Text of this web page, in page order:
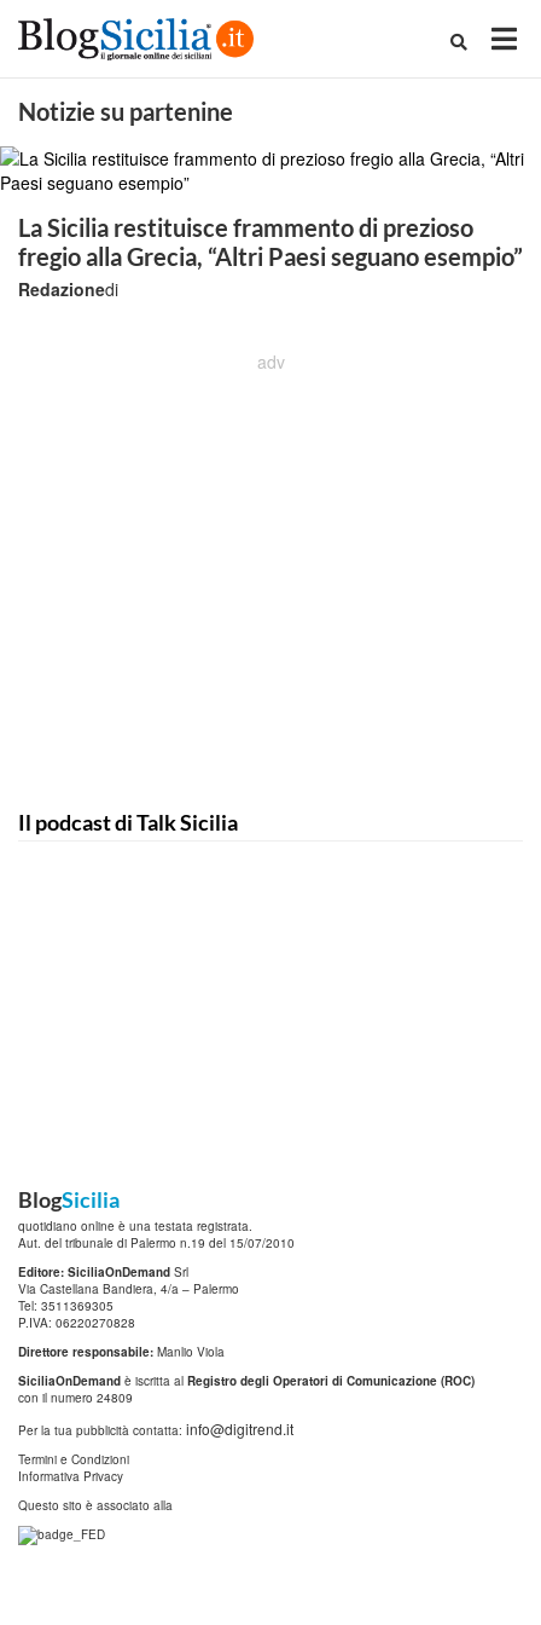
Notizie su partenine
La Sicilia restituisce frammento di prezioso
fregio alla Grecia, “Altri Paesi seguano esempio”
di
Redazione
Il podcast di Talk Sicilia
BlogSicilia
quotidiano online è una testata registrata.
Aut. del tribunale di Palermo n.19 del 15/07/2010
Editore: SiciliaOnDemand Srl
Via Castellana Bandiera, 4/a – Palermo
Tel: 3511369305
P.IVA: 06220270828
Direttore responsabile: Manlio Viola
SiciliaOnDemand è iscritta al Registro degli Operatori di Comunicazione (ROC)
con il numero 24809
Per la tua pubblicità contatta: info@digitrend.it
Termini e Condizioni
Informativa Privacy
Questo sito è associato alla